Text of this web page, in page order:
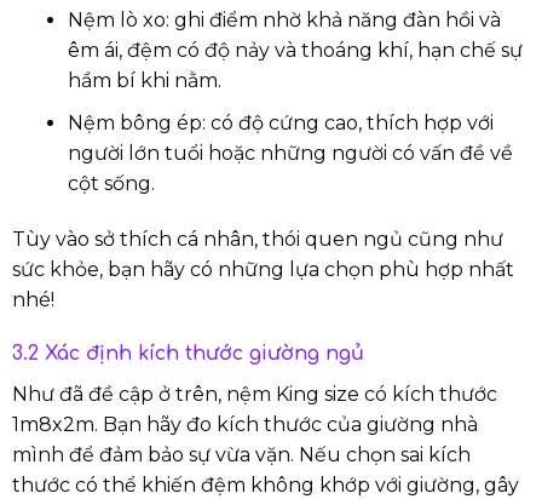
Nệm lò xo: ghi điểm nhờ khả năng đàn hồi và
êm ái, đệm có độ nảy và thoáng khí, hạn chế sự
hầm bí khi nằm.
Nệm bông ép: có độ cứng cao, thích hợp với
người lớn tuổi hoặc những người có vấn đề về
cột sống.
Tùy vào sở thích cá nhân, thói quen ngủ cũng như
sức khỏe, bạn hãy có những lựa chọn phù hợp nhất
nhé!
3.2 Xác định kích thước giường ngủ
Như đã đề cập ở trên, nệm King size có kích thước
1m8x2m. Bạn hãy đo kích thước của giường nhà
mình để đảm bảo sự vừa vặn. Nếu chọn sai kích
thước có thể khiến đệm không khớp với giường, gây